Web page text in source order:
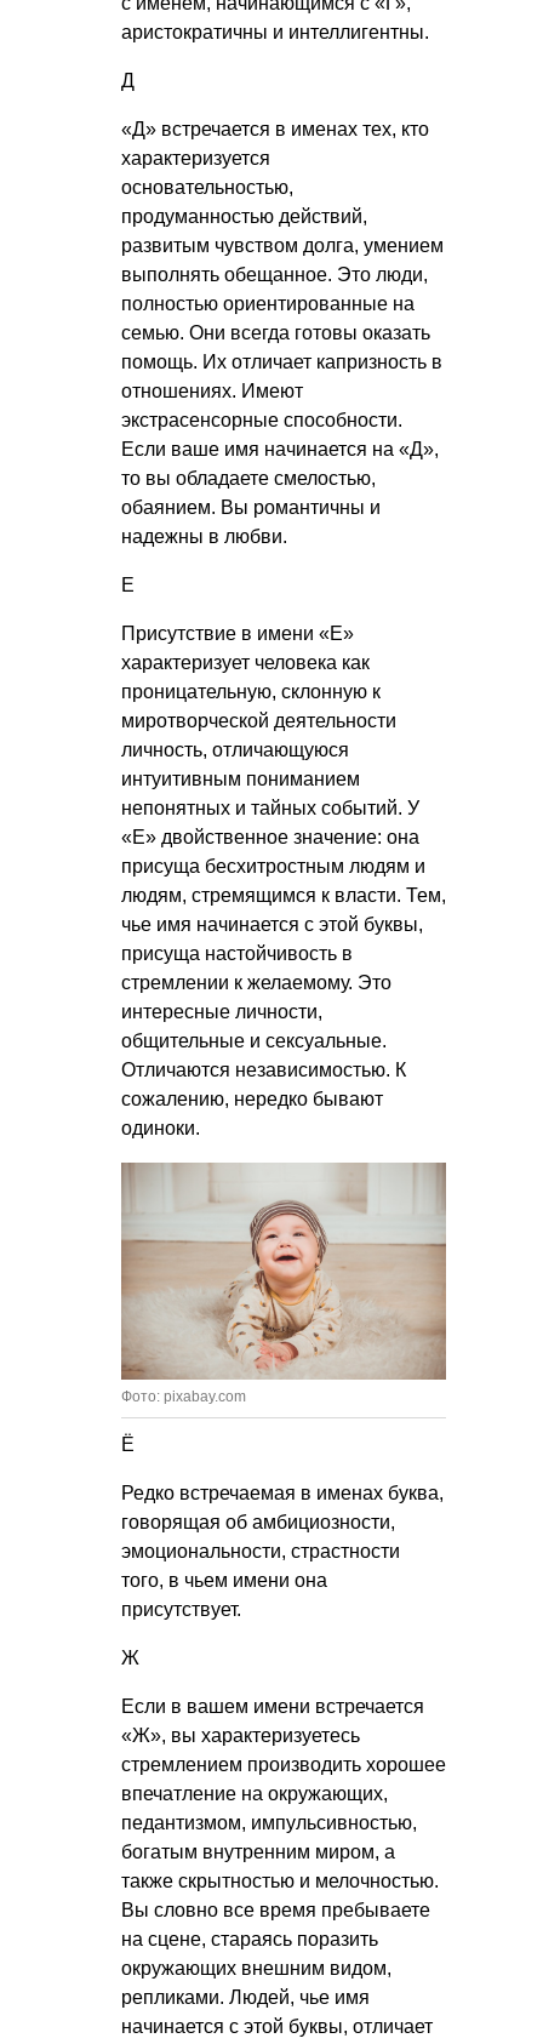
аристократичны и интеллигентны.
Д
«Д» встречается в именах тех, кто
характеризуется
основательностью,
продуманностью действий,
развитым чувством долга, умением
выполнять обещанное. Это люди,
полностью ориентированные на
семью. Они всегда готовы оказать
помощь. Их отличает капризность в
отношениях. Имеют
экстрасенсорные способности.
Если ваше имя начинается на «Д»,
то вы обладаете смелостью,
обаянием. Вы романтичны и
надежны в любви.
Е
Присутствие в имени «Е»
характеризует человека как
проницательную, склонную к
миротворческой деятельности
личность, отличающуюся
интуитивным пониманием
непонятных и тайных событий. У
«Е» двойственное значение: она
присуща бесхитростным людям и
людям, стремящимся к власти. Тем,
чье имя начинается с этой буквы,
присуща настойчивость в
стремлении к желаемому. Это
интересные личности,
общительные и сексуальные.
Отличаются независимостью. К
сожалению, нередко бывают
одиноки.
Фото: pixabay.com
Ё
Редко встречаемая в именах буква,
говорящая об амбициозности,
эмоциональности, страстности
того, в чьем имени она
присутствует.
Ж
Если в вашем имени встречается
«Ж», вы характеризуетесь
стремлением производить хорошее
впечатление на окружающих,
педантизмом, импульсивностью,
богатым внутренним миром, а
также скрытностью и мелочностью.
Вы словно все время пребываете
на сцене, стараясь поразить
окружающих внешним видом,
репликами. Людей, чье имя
начинается с этой буквы, отличает